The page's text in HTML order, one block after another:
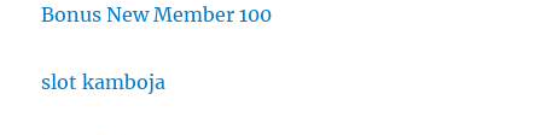
Bonus New Member 100
slot kamboja